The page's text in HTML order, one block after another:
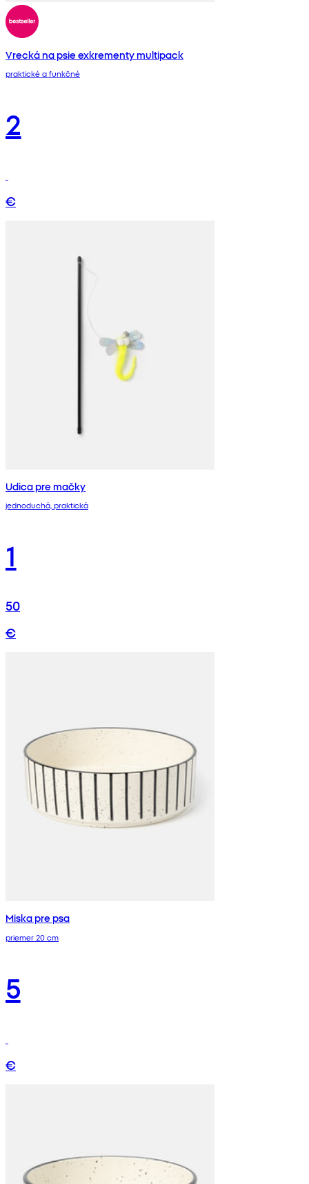
Vrecká na psie exkrementy multipack
praktické a funkčné
2
€
Udica pre mačky
jednoduchá, praktická
1
50
€
Miska pre psa
priemer 20 cm
5
€